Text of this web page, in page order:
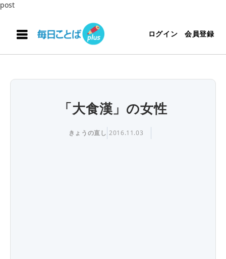
post
ログイン 会員登録
「大食漢」の女性
きょうの直し 2016.11.03